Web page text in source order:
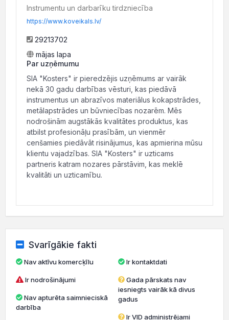
Instrumentu un darbarīku tirdzniecība
https://www.koveikals.lv/
29213702
mājas lapa
Par uzņēmumu
SIA "Kosters" ir pieredzējis uzņēmums ar vairāk
nekā 30 gadu darbības vēsturi, kas piedāvā
instrumentus un abrazīvos materiālus kokapstrādes,
metālapstrādes un būvniecības nozarēm. Mēs
nodrošinām augstākās kvalitātes produktus, kas
atbilst profesionāļu prasībām, un vienmēr
cenšamies piedāvāt risinājumus, kas apmierina mūsu
klientu vajadzības. SIA "Kosters" ir uzticams
partneris katram nozares pārstāvim, kas meklē
kvalitāti un uzticamību.
Svarīgākie fakti
Nav aktīvu komercķīlu
Ir nodrošinājumi
darbība
Ir kontaktdati
Gada pārskats nav
iesniegts vairāk kā divus
gadus
Ir VID administrējami